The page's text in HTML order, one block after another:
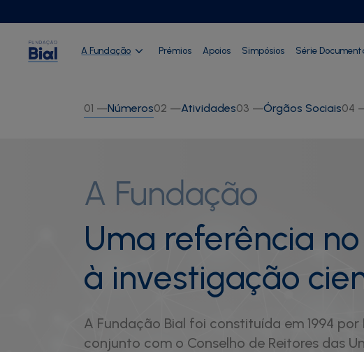
A Fundação Prémios Apoios Simpósios Série
01 —Números02 —Atividades03 —Órgãos Sociais04
A Fundação
Uma referência
à investigação
A Fundação Bial foi constituída em 1994 por
conjunto com o Conselho de Reitores das